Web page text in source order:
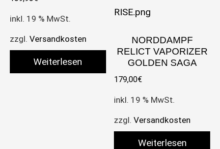
inkl. 19 % MwSt.
zzgl. Versandkosten
Weiterlesen
NORDDAMPF
RELICT VAPORIZER
GOLDEN SAGA
179,00€
inkl. 19 % MwSt.
zzgl.Versandkosten
Weiterlesen